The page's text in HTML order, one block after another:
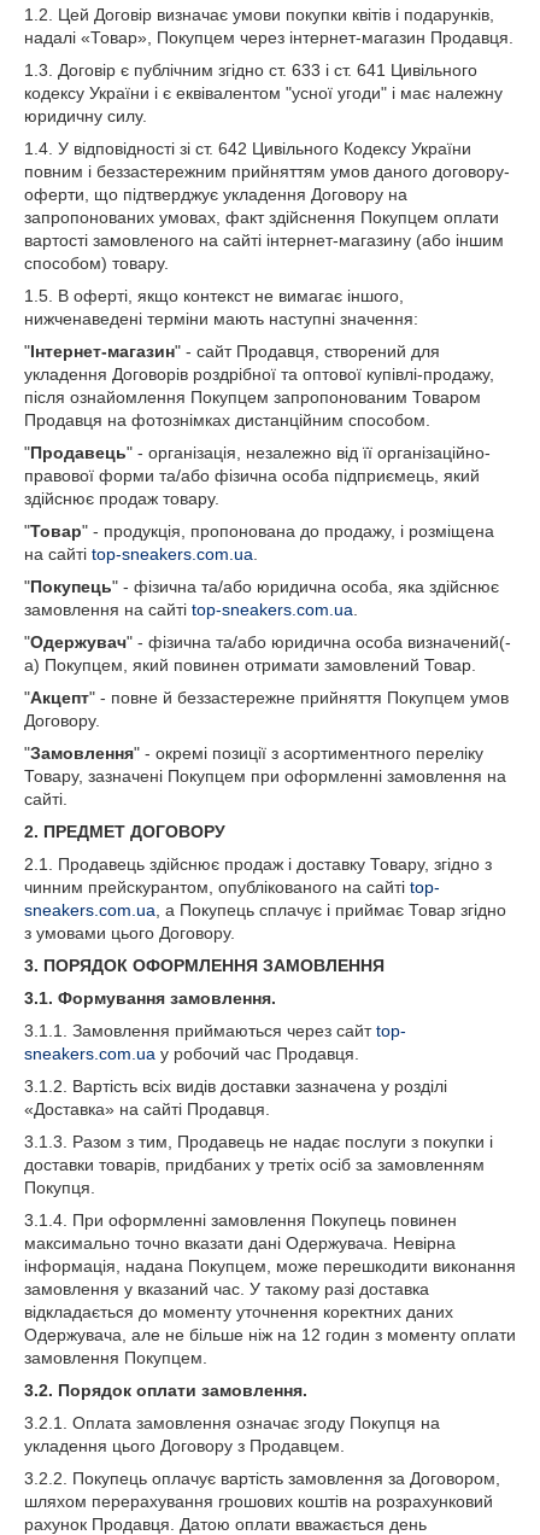
1.2. Цей Договір визначає умови покупки квітів і подарунків,
надалі «Товар», Покупцем через інтернет-магазин Продавця.
1.3. Договір є публічним згідно ст. 633 і ст. 641 Цивільного
кодексу України і є еквівалентом "усної угоди" і має належну
юридичну силу.
1.4. У відповідності зі ст. 642 Цивільного Кодексу України
повним і беззастережним прийняттям умов даного договору-
оферти, що підтверджує укладення Договору на
запропонованих умовах, факт здійснення Покупцем оплати
вартості замовленого на сайті інтернет-магазину (або іншим
способом) товару.
1.5. В оферті, якщо контекст не вимагає іншого,
нижченаведені терміни мають наступні значення:
"Інтернет-магазин" - сайт Продавця, створений для
укладення Договорів роздрібної та оптової купівлі-продажу,
після ознайомлення Покупцем запропонованим Товаром
Продавця на фотознімках дистанційним способом.
"Продавець" - організація, незалежно від її організаційно-
правової форми та/або фізична особа підприємець, який
здійснює продаж товару.
"Товар" - продукція, пропонована до продажу, і розміщена
на сайті top-sneakers.com.ua
"Покупець" - фізична та/або юридична особа, яка здійснює
замовлення на сайті top-sneakers.com.ua
"Одержувач" - фізична та/або юридична особа визначений(-
а) Покупцем, який повинен отримати замовлений Товар.
"Акцепт" - повне й беззастережне прийняття Покупцем умов
Договору.
"Замовлення" - окремі позиції з асортиментного переліку
Товару, зазначені Покупцем при оформленні замовлення на
сайті.
2. ПРЕДМЕТ ДОГОВОРУ
2.1. Продавець здійснює продаж і доставку Товару, згідно з
чинним прейскурантом, опублікованого на сайті top-
sneakers.com.ua , а Покупець сплачує і приймає Товар згідно
з умовами цього Договору.
3. ПОРЯДОК ОФОРМЛЕННЯ ЗАМОВЛЕННЯ
3.1. Формування замовлення.
3.1.1. Замовлення приймаються через сайтtop-
sneakers.com.ua у робочий час Продавця.
3.1.2. Вартість всіх видів доставки зазначена у розділі
«Доставка» на сайті Продавця.
3.1.3. Разом з тим, Продавець не надає послуги з покупки і
доставки товарів, придбаних у третіх осіб за замовленням
Покупця.
3.1.4. При оформленні замовлення Покупець повинен
максимально точно вказати дані Одержувача. Невірна
інформація, надана Покупцем, може перешкодити виконання
замовлення у вказаний час. У такому разі доставка
відкладається до моменту уточнення коректних даних
Одержувача, але не більше ніж на 12 годин з моменту оплати
замовлення Покупцем.
3.2. Порядок оплати замовлення.
3.2.1. Оплата замовлення означає згоду Покупця на
укладення цього Договору з Продавцем.
3.2.2. Покупець оплачує вартість замовлення за Договором,
шляхом перерахування грошових коштів на розрахунковий
рахунок Продавця. Датою оплати вважається день